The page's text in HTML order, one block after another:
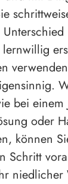
bei einem
oder
können
Schritt